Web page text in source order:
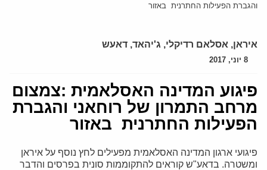
והגברת הפעילות החתרנית באזור
איראן, אסלאם רדיקלי, ג'יהאד, דאעש
8 יוני, 2017
פיגוע המדינה האסלאמית :צמצום
מרחב התמרון של רוחאני והגברת
הפעילות החתרנית באזור
פיגועי ארגון המדינה האסלאמית מפעילים לחץ נוסף על איראן
ומשטרה. בדאע"ש קוראים להתקוממות סונית בפרסים והדבר